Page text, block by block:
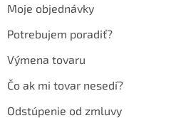
Moje objednávky
Potrebujem poradiť?
Výmena tovaru
Čo ak mi tovar nesedí?
Odstúpenie od zmluvy